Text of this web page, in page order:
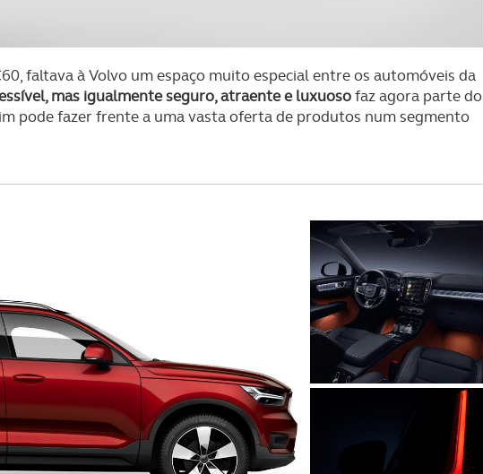
faltava à Volvo um espaço muito especial entre os automóveis da
mas igualmente seguro, atraente e luxuosofaz agora parte do
pode fazer frente a uma vasta oferta de produtos num segmento